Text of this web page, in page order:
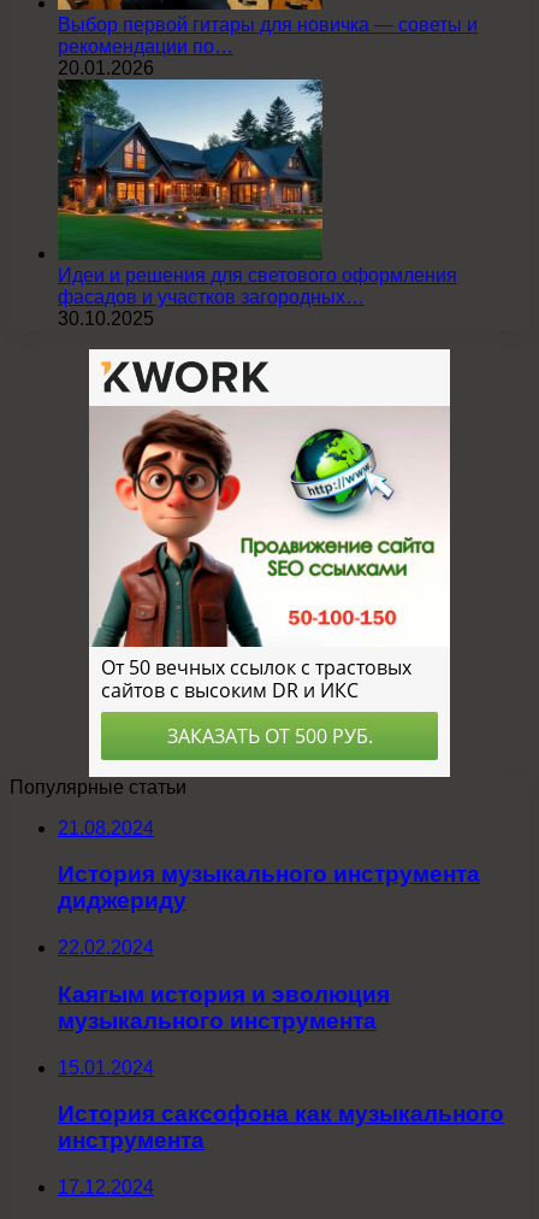
Выбор первой гитары для новичка — советы и
рекомендации по…
20.01.2026
Идеи и решения для светового оформления
фасадов и участков загородных…
30.10.2025
Популярные статьи
21.08.2024
История музыкального инструмента
диджериду
22.02.2024
Каягым история и эволюция
музыкального инструмента
15.01.2024
История саксофона как музыкального
инструмента
17.12.2024